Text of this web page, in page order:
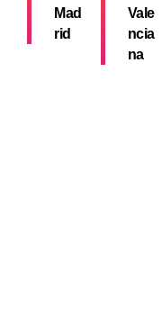
Mad
rid
Vale
ncia
na